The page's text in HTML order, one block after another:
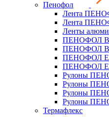
Пенофол
Лента
Лента
Ленты
ПЕНОФОЛ
ПЕНОФОЛ
ПЕНОФОЛ
ПЕНОФОЛ
Рулоны
Рулоны
Рулоны
Рулоны
Термафлекс